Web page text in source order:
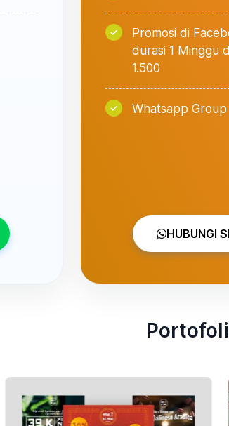
Promosi di
durasi 1 Minggu
1.500
Whatsapp
HUBUNGI